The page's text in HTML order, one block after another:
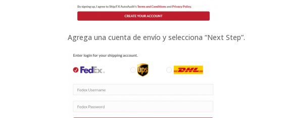
Agrega una cuenta de envío y selecciona “Next Step”.